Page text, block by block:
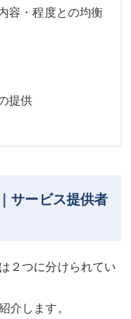
容・程度との均衡
提供
サービス提供者
２つに分けられてい
介します。